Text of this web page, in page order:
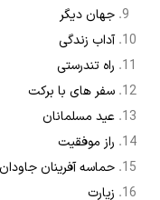
جهان دیگر
آداب زندگی
راه تندرستی
سفر های با برکت
عید مسلمانان
راز موفقیت
حماسه آفرینان جاودان
زیارت